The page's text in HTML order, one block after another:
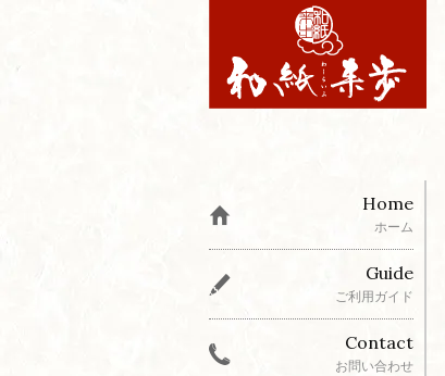
Home
ホーム
Guide
ご利用ガイド
Contact
お問い合わせ